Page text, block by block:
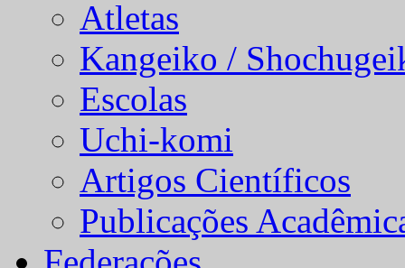
Atletas
Kangeiko /
Escolas
Uchi-komi
Artigos Científicos
Publicações